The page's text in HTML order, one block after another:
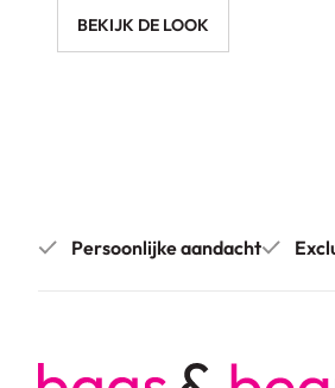
BEKIJK DE LOOK
Persoonlijke aandacht